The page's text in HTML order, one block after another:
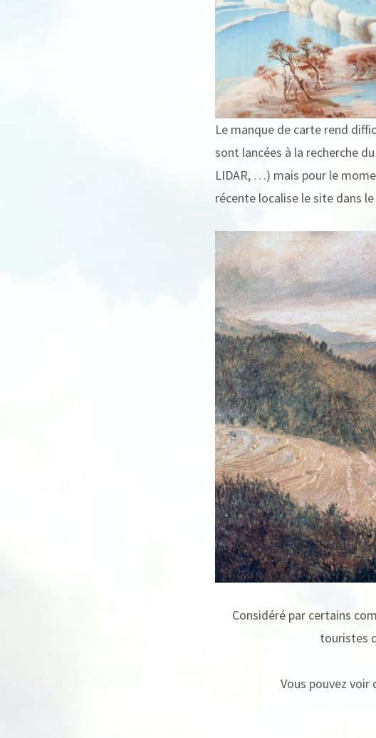
Le manque de carte rend
sont lancées à la recherche
LIDAR, …) mais pour le
récente localise le site dans
Considéré par certains
touristes
Vous pouvez voir